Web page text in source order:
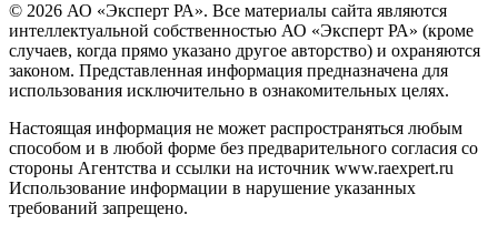
© 2026 АО «Эксперт РА». Все материалы сайта являются
интеллектуальной собственностью АО «Эксперт РА» (кроме
случаев, когда прямо указано другое авторство) и охраняются
законом. Представленная информация предназначена для
использования исключительно в ознакомительных целях.
Настоящая информация не может распространяться любым
способом и в любой форме без предварительного согласия со
стороны Агентства и ссылки на источник www.raexpert.ru
Использование информации в нарушение указанных
требований запрещено.